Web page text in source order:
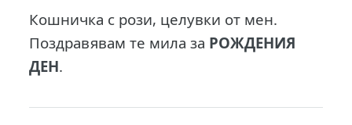
Кошничка с рози, целувки от мен.
Поздравявам те мила за РОЖДЕНИЯ
ДЕН.